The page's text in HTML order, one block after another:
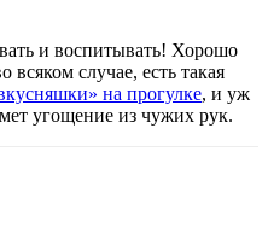
и воспитывать! Хорошо
всяком случае, есть такая
на прогулке, и уж
угощение из чужих рук.